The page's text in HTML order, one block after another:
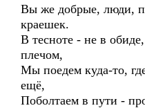
Вы же добрые, люди,
краешек.
В тесноте - не в
плечом,
Мы поедем куда-то,
ещё,
Поболтаем в пути -